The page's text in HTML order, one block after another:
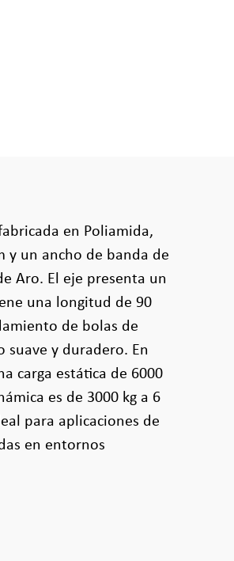
en Poliamida,
y un ancho de banda de
Aro. El eje presenta un
una longitud de 90
de bolas de
y duradero. En
carga estática de 6000
es de 3000 kg a 6
para aplicaciones de
en entornos